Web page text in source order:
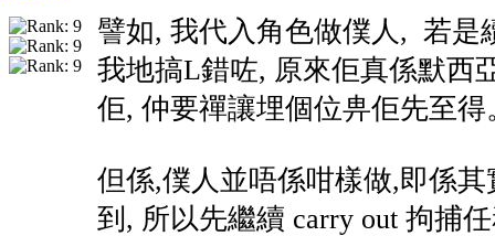
譬如, 我代入角色做僕人, 若是
我地搞L錯咗, 原來佢真係默西
佢, 仲要禪讓埋個位畁佢先至得
但係,僕人並唔係咁樣做,即係
到, 所以先繼續 carry out 拘捕